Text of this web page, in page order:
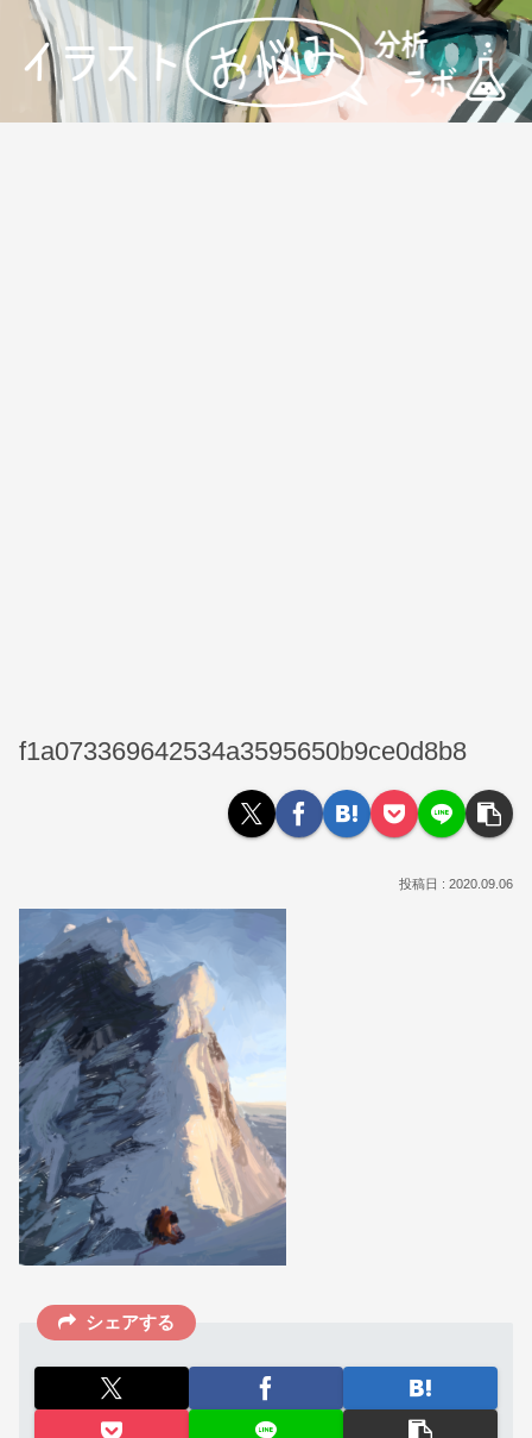
f1a073369642534a3595650b9ce0d8b8
2020.09.06
シェアする